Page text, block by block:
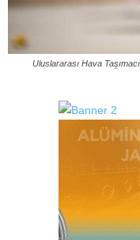
Uluslararası Hava